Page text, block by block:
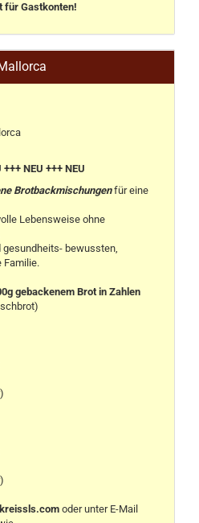
für Gastkonten!
NEU +++ NEU
Brotbackmischungenfür eine
Lebensweise ohne
gesundheits- bewussten,
Familie.
gebackenem Brot in Zahlen
oder unter E-Mail